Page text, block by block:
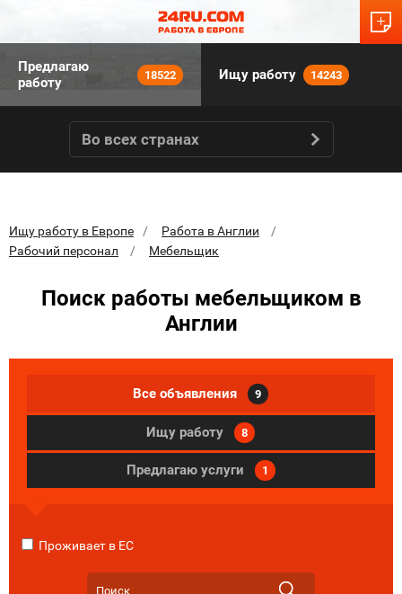
Предлагаю
работу
18522 Ищу работу 14243
Во всех странах
Ищу работу в Европе
Работа в Англии
Рабочий персонал
Мебельщик
Поиск работы мебельщиком в
Англии
Все объявления 9
Ищу работу 8
Предлагаю услуги 1
Проживает в ЕС